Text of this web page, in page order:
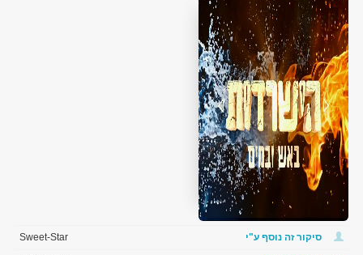
סיקור זה נוסף ע"י Sweet-Star